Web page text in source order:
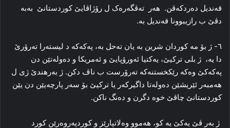
قەندیل دەردکەڤن. هەر تەڤگەرەک ل رۆژاڤایێ کوردستانێ بەبە
دڤێ ب رازیبوونا قەندیل بە.
٦- ژ بۆ مە کوردان شرین بە یان تەحل بە، پەکەکە د لیستەرا تەرۆرێ
دا یە، ژ بلی ترکیێ، یەکتیا ئەورۆپایێ و ئەمریکا و دەولەتێن دن
پەکەکێ وەکە رێکخستنەکە تەرۆرست ب ناڤ دکن. ژ بەرهندێ ژی ل
هەمبەر ئێریشێن دەولەتا داگیرکەر یا ترکیێ بۆ سەر پارچەیێن دن یێن
کوردستانێ چاڤێ خوە دگرن و دەنگ ناکن.
ژ به‌ر ڤێ یه‌کێ یه‌ کو، هه‌موو وه‌لاتپارێز و کوردپه‌روه‌رێن کورد